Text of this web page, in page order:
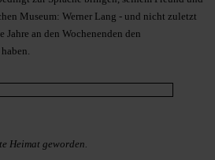
Museum: Werner Lang - und nicht zuletzt
an den Wochenenden den
Heimat geworden.